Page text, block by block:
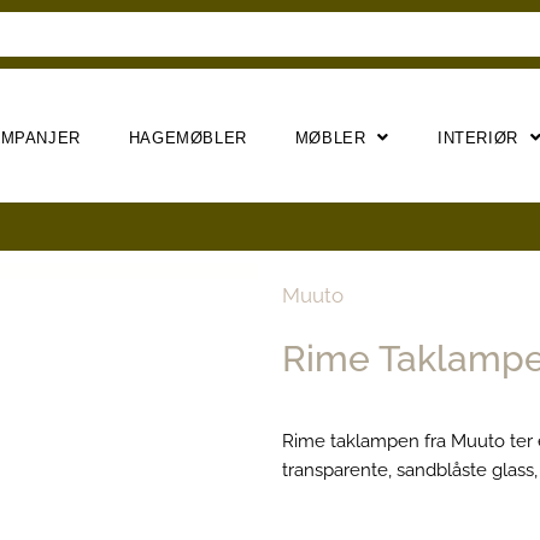
HAGEMØBLER MØBLER INTERIØR
Muuto
Rime
Rime taklampen fra Muuto
transparente, sandblåste